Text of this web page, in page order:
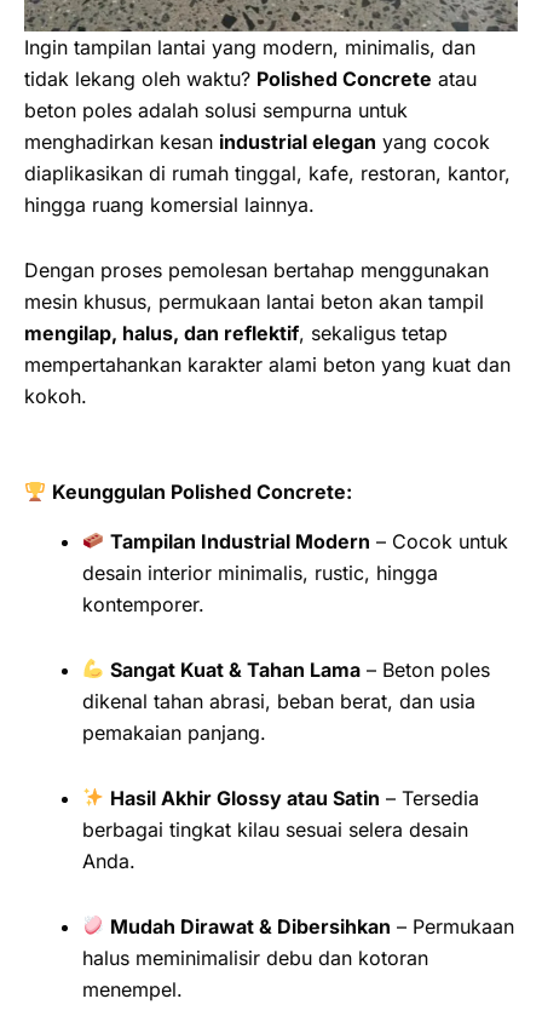
Ingin tampilan lantai yang modern, minimalis, dan
tidak lekang oleh waktu? Polished Concrete atau
beton poles adalah solusi sempurna untuk
menghadirkan kesan industrial elegan yang cocok
diaplikasikan di rumah tinggal, kafe, restoran, kantor,
hingga ruang komersial lainnya.
Dengan proses pemolesan bertahap menggunakan
mesin khusus, permukaan lantai beton akan tampil
mengilap, halus, dan reflektif, sekaligus tetap
mempertahankan karakter alami beton yang kuat dan
kokoh.
Keunggulan Polished Concrete:
Tampilan Industrial Modern – Cocok untuk
desain interior minimalis, rustic, hingga
kontemporer.
Sangat Kuat & Tahan Lama – Beton poles
dikenal tahan abrasi, beban berat, dan usia
pemakaian panjang.
Hasil Akhir Glossy atau Satin – Tersedia
berbagai tingkat kilau sesuai selera desain
Anda.
Mudah Dirawat & Dibersihkan – Permukaan
halus meminimalisir debu dan kotoran
menempel.